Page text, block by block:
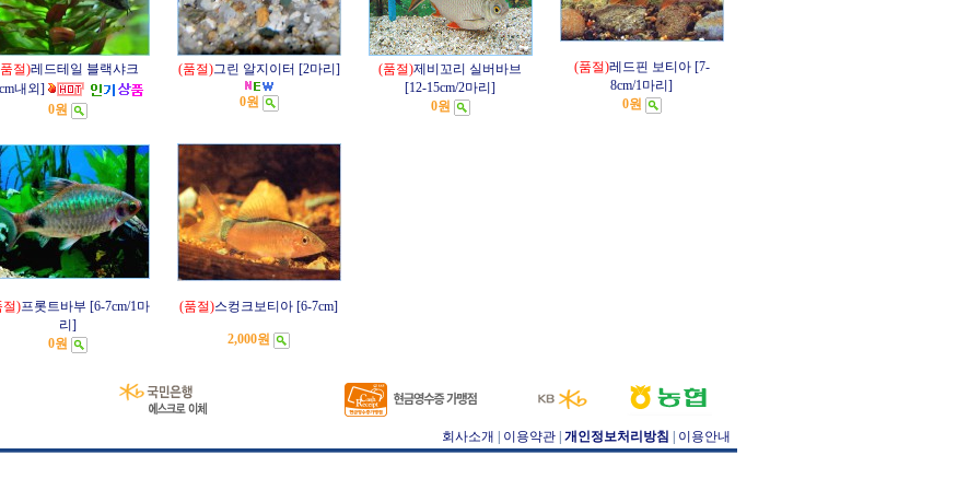
절)레드테일 블랙샤크
내외]
0원
(품절)그린 알지이터 [2마리]
0원
(품절)제비꼬리 실버바브
[12-15cm/2마리]
0원
(품절)레드핀 보티아 [7-
8cm/1마리]
0원
절)프롯트바부 [6-7cm/1마
리]
0원
(품절)스컹크보티아 [6-7cm]
2,000원
회사소개 이용약관 개인정보처리방침 이용안내